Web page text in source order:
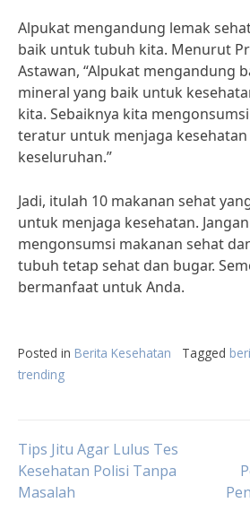
Alpukat mengandung lemak
baik untuk tubuh kita. Menurut
Astawan, “Alpukat mengandung
mineral yang baik untuk
kita. Sebaiknya kita
teratur untuk menjaga
keseluruhan.”
Jadi, itulah 10 makanan sehat
untuk menjaga kesehatan.
mengonsumsi makanan sehat
tubuh tetap sehat dan bugar.
bermanfaat untuk Anda.
Posted in Berita Kesehatan Tagged
trending
Post
navigation
Tips Jitu Agar Lulus Tes
Kesehatan Polisi Tanpa
Masalah